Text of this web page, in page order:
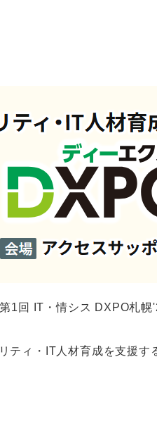
1回 IT・情シス DXPO札
ティ・IT人材育成を支援